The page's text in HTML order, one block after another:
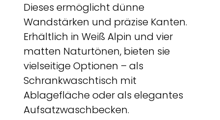
Dieses ermöglicht dünne
Wandstärken und präzise Kanten.
Erhältlich in Weiß Alpin und vier
matten Naturtönen, bieten sie
vielseitige Optionen – als
Schrankwaschtisch mit
Ablagefläche oder als elegantes
Aufsatzwaschbecken.